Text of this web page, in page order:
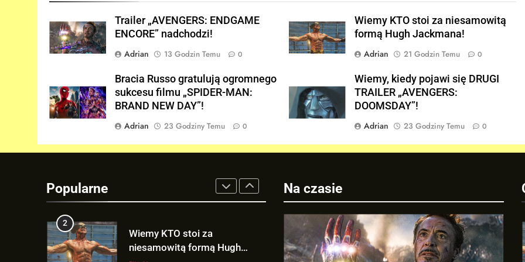
Trailer „AVENGERS: ENDGAME
ENCORE” nadchodzi!
Adrian
13 Godzin Temu 0
Wiemy KTO stoi za niesamowitą
formą Hugh Jackmana!
Adrian
21 Godzin Temu 0
Bracia Russo gratulują ogromnego
sukcesu filmu „SPIDER-MAN:
BRAND NEW DAY”!
Adrian
23 Godziny Temu 0
Wiemy, kiedy pojawi się DRUGI
TRAILER „AVENGERS:
DOOMSDAY”!
Adrian
23 Godziny Temu 0
Popularne
8
Andrew Garfield stawia
warunek odnośnie powrotu w
AMAZING SPIDER-MAN”!
1
Trailer „AVENGERS: ENDGAME
niesamowitą formą Hugh
FILMY
3
Bracia Russo gratulują
ogromnego sukcesu filmu
Na czasie